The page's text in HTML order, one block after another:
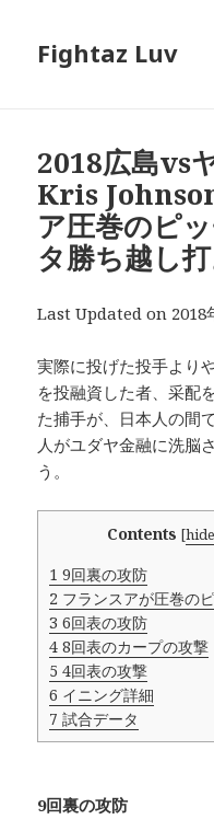
Fightaz Luv
2018広島vs
Kris
ア圧巻のピ
タ勝ち越し打
Last Updated on 2018
実際に投げた投手より
を投融資した者、采配
た捕手が、日本人の間
人がユダヤ金融に洗脳
う。
Contents [hide
1 9回裏の攻防
2 フランスアが圧巻の
3 6回表の攻防
4 8回表のカープの攻撃
5 4回表の攻撃
6 イニング詳細
7 試合データ
9回裏の攻防